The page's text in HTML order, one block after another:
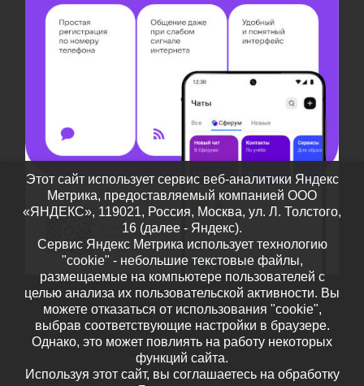
Дополнительное образование детей Тамбовской
области– Все права защищены
Этот сайт использует сервис веб-аналитики Яндекс
Метрика, предоставляемый компанией ООО
«ЯНДЕКС», 119021, Россия, Москва, ул. Л. Толстого,
16 (далее - Яндекс).
Сервис Яндекс Метрика использует технологию
"cookie" - небольшие текстовые файлы,
размещаемые на компьютере пользователей с
целью анализа их пользовательской активности. Вы
можете отказаться от использования "cookie",
выбрав соответствующие настройки в браузере.
Однако, это может повлиять на работу некоторых
функций сайта.
Используя этот сайт, вы соглашаетесь на обработку